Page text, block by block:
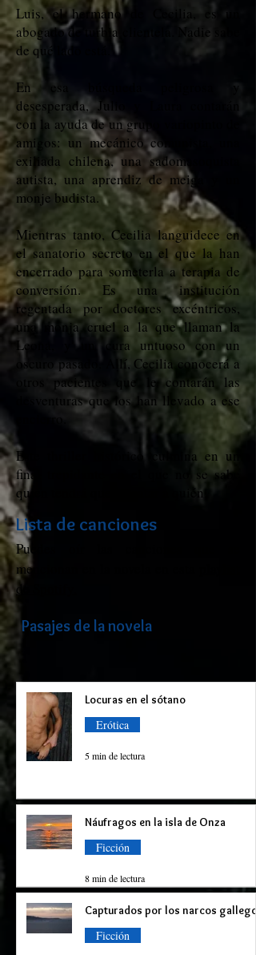
Luis, el hermano de Cecilia, es un
abogado de turbia clientela. Nadie sabe
de qué lado está.
En esa búsqueda peligrosa y
desesperada, Julio y Laura contarán
con la ayuda de un grupo variopinto de
amigos: un mecánico comunista, una
exiliada chilena, una sadomasoquista
autista, una aprendiz de meiga y un
monje budista.
Mientras tanto, Cecilia languidece en
el sanatorio secreto en el que la han
encerrado para someterla a terapia de
conversión. Es una institución
regentada por doctores excéntricos,
una monja cruel a la que llaman la
Leona, y un cura untuoso con un
oscuro pasado. Allí, Cecilia conocerá a
otros pacientes que le contarán las
desventuras que los han llevado a ese
Este thriller histórico culmina en un
final trepidante en el que no se sabe
quién tendrá que rescatar a quién.
Lista de canciones
Puedes oír las canciones que se
mencionan en la novela en esta
de Spotify.
Pasajes de la novela
Locuras en el sótano
Erótica
5 min de lectura
Náufragos en la isla de Onza
Ficción
8 min de lectura
Capturados por los narcos gallegos
Ficción